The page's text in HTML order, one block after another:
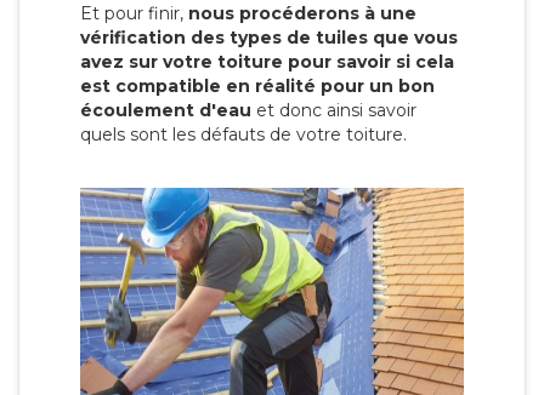
Et pour finir, nous procéderons à une
vérification des types de tuiles que vous
avez sur votre toiture pour savoir si cela
est compatible en réalité pour un bon
écoulement d'eau et donc ainsi savoir
quels sont les défauts de votre toiture.